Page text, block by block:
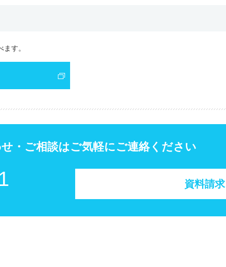
す。
・ご相談はご気軽にご連絡ください
資料請求